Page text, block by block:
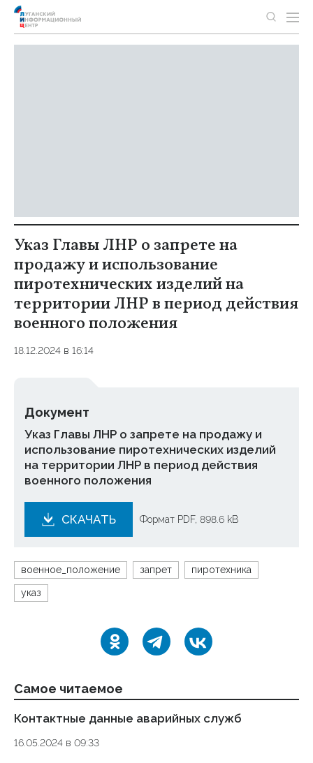
Указ Главы ЛНР о запрете на
продажу и использование
пиротехнических изделий на
территории ЛНР в период действия
военного положения
18.12.2024 в 16:14
Документ
Указ Главы ЛНР о запрете на продажу и
использование пиротехнических изделий
на территории ЛНР в период действия
военного положения
СКАЧАТЬ Формат PDF, 898.6 kB
военное_положение запрет пиротехника
указ
Самое читаемое
Контактные данные аварийных служб
16.05.2024 в 09:33